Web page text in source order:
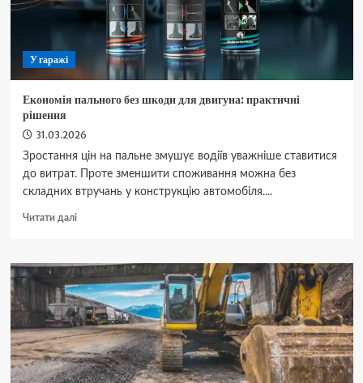
У гаражі
Економія пального без шкоди для двигуна: практичні
рішення
31.03.2026
Зростання цін на пальне змушує водіїв уважніше ставитися
до витрат. Проте зменшити споживання можна без
складних втручань у конструкцію автомобіля....
Читати даліДокладніше
пального
без
шкоди
для
двигуна:
практичні
рішення